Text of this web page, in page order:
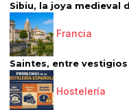
Sibiu, la joya medieval
Francia
Saintes, entre
Hostelería